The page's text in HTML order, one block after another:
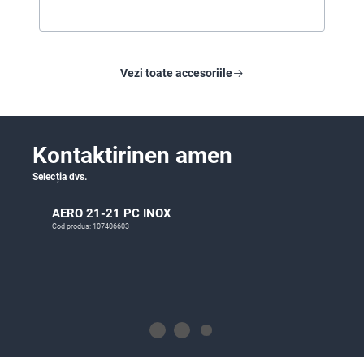
Vezi toate accesoriile
Kontaktirinen amen
Selecția dvs.
AERO 21-21 PC INOX
Cod produs: 107406603